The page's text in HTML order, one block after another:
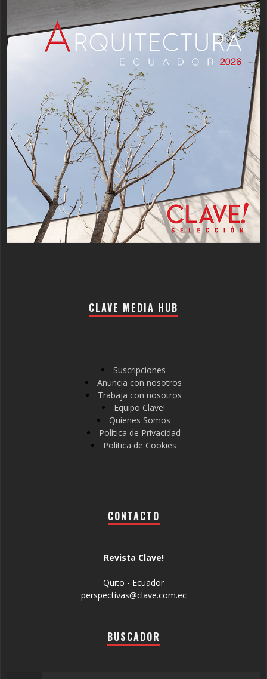
CLAVE MEDIA HUB
Suscripciones
Anuncia con nosotros
Trabaja con nosotros
Equipo Clave!
Quienes Somos
Política de Privacidad
Política de Cookies
CONTACTO
Revista Clave!
Quito - Ecuador
perspectivas@clave.com.ec
BUSCADOR